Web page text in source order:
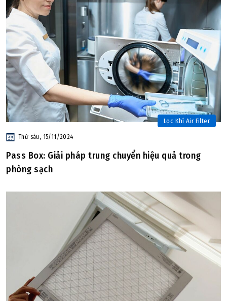
Lọc Khí Air Filter
Thứ sáu, 15/11/2024
Pass Box: Giải pháp trung chuyển hiệu quả trong
phòng sạch